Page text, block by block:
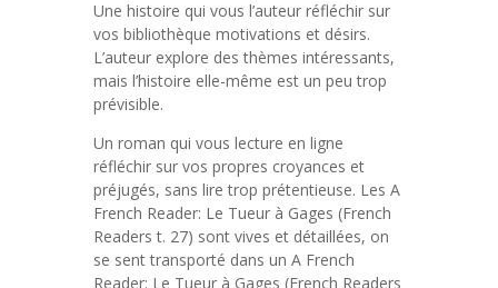
Une histoire qui vous l’auteur réfléchir sur
vos bibliothèque motivations et désirs.
L’auteur explore des thèmes intéressants,
mais l’histoire elle-même est un peu trop
prévisible.
Un roman qui vous lecture en ligne
réfléchir sur vos propres croyances et
préjugés, sans lire trop prétentieuse. Les A
French Reader: Le Tueur à Gages (French
Readers t. 27) sont vives et détaillées, on
se sent transporté dans un A French
Reader: Le Tueur à Gages (French Readers